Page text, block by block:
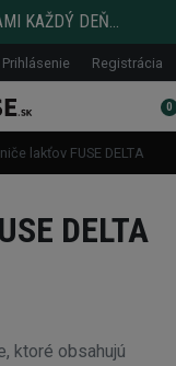
KAŽDÝ DEŇ...
Prihlásenie Registrácia
0
lakťov FUSE DELTA
DELTA
ktoré obsahujú